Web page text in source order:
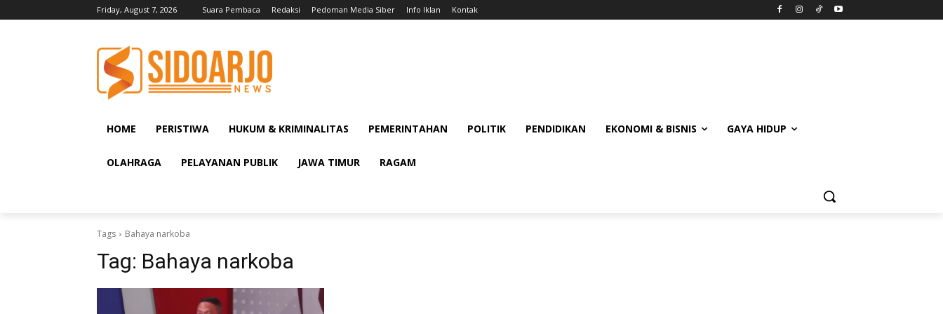
Friday, August 7, 2026 Suara Pembaca Redaksi Pedoman Media Siber Info Iklan Kontak
HOME PERISTIWA HUKUM & KRIMINALITAS PEMERINTAHAN POLITIK PENDIDIKAN EKONOMI & BISNIS GAYA HIDUP
OLAHRAGA PELAYANAN PUBLIK JAWA TIMUR RAGAM
Tags Bahaya narkoba
Tag: Bahaya narkoba